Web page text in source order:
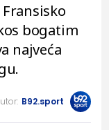
bogatim
najveća
B92.sport